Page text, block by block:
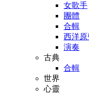
女歌手
團體
合輯
西洋
演奏
古典
合輯
世界
心靈